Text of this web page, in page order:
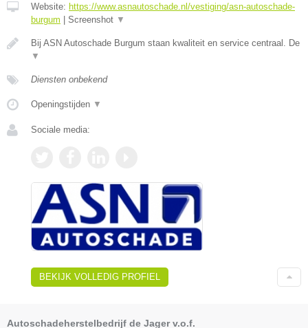
Website: https://www.asnautoschade.nl/vestiging/asn-autoschade-
burgum
Screenshot ▼
Bij ASN Autoschade Burgum staan kwaliteit en service centraal. De
▼
Diensten onbekend
Openingstijden ▼
Sociale media:
BEKIJK VOLLEDIG PROFIEL
Autoschadeherstelbedrijf de Jager v.o.f.